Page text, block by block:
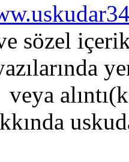
sözel
veya